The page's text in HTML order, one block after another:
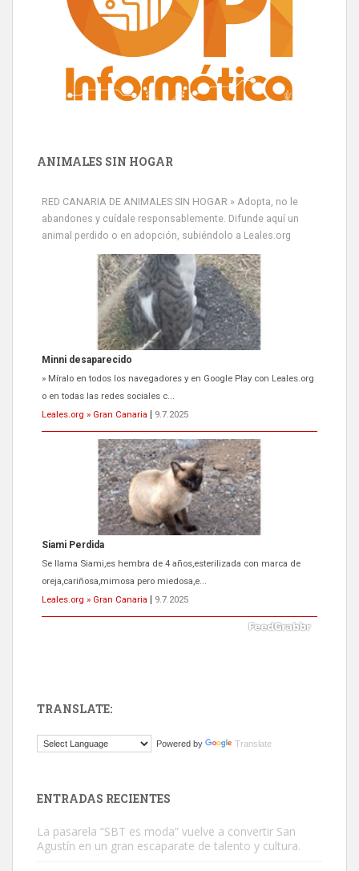
ANIMALES SIN HOGAR
RED CANARIA DE ANIMALES SIN HOGAR » Adopta, no le
abandones y cuídale responsablemente. Difunde aquí un
animal perdido o en adopción, subiéndolo a Leales.org
Siami Perdida
Se llama Siami,es hembra de 4 años,esterilizada con marca de
oreja,cariñosa,mimosa pero miedosa,e...
Leales.org » Gran Canaria | 9.7.2025
ADOPCIÓN URGENTE GATA TEROR GRAN CANARIA
El ayuntamiento se va a llevar a Los Gatos callejeros de la zona los
próximos días, ella incluida...
Leales.org » Gran Canaria | 9.7.2025
Este gato macho ha aparecido en la calle hace menos de un mes,
TRANSLATE:
Powered by Translate
ENTRADAS RECIENTES
La pasarela “SBT es moda” vuelve a convertir San
Agustín en un gran escaparate de talento y cultura.